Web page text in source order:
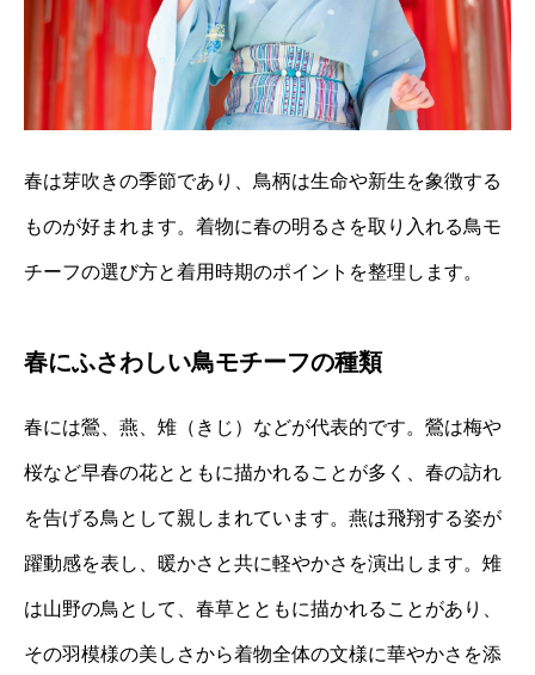
春は芽吹きの季節であり、鳥柄は生命や新生を象徴する
ものが好まれます。着物に春の明るさを取り入れる鳥モ
チーフの選び方と着用時期のポイントを整理します。
春にふさわしい鳥モチーフの種類
春には鶯、燕、雉（きじ）などが代表的です。鶯は梅や
桜など早春の花とともに描かれることが多く、春の訪れ
を告げる鳥として親しまれています。燕は飛翔する姿が
躍動感を表し、暖かさと共に軽やかさを演出します。雉
は山野の鳥として、春草とともに描かれることがあり、
その羽模様の美しさから着物全体の文様に華やかさを添